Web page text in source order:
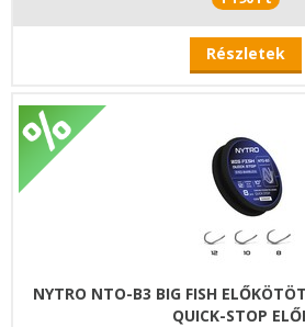
Részletek
NYTRO NTO-B3 BIG FISH
QUICK-STOP